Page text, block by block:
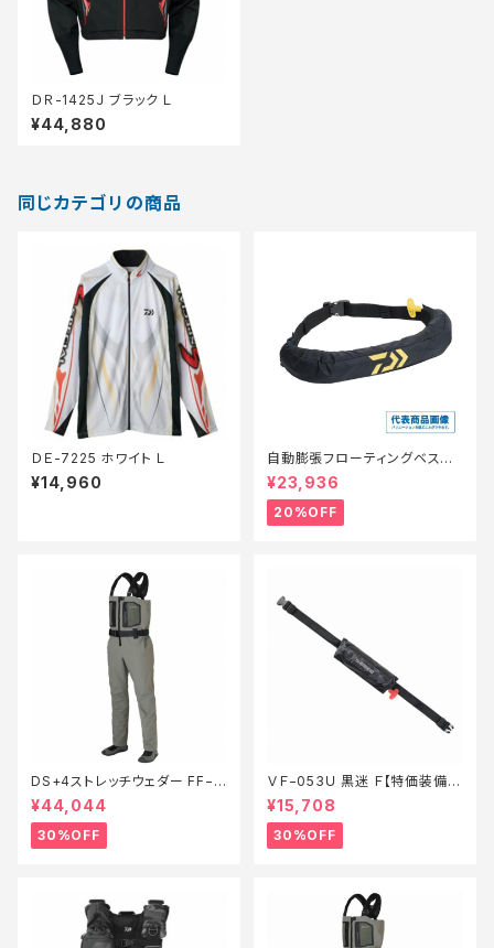
ＤＲ-1425Ｊ ブラック Ｌ
¥44,880
同じカテゴリの商品
ＤＥ-7225 ホワイト Ｌ
¥14,960
自動膨張フローティングベスト
DF-2724JM ブラック フリー
【特価装備】【20】
¥23,936
20%OFF
DS+4ストレッチウェダー FF−0
00V 灰 ML【特価装備】【30】
¥44,044
30%OFF
ＶＦ−053Ｕ 黒迷 Ｆ【特価装備】
【30】
¥15,708
30%OFF